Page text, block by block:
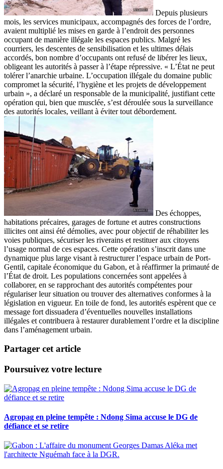
Depuis plusieurs
mois, les services municipaux, accompagnés des forces de l’ordre,
avaient multiplié les mises en garde à l’endroit des personnes
occupant de manière illégale les espaces publics. Malgré les
courriers, les descentes de sensibilisation et les ultimes délais
accordés, bon nombre d’occupants ont refusé de libérer les lieux,
obligeant les autorités à passer à l’étape répressive. « L’État ne peut
tolérer l’anarchie urbaine. L’occupation illégale du domaine public
compromet la sécurité, l’hygiène et les projets de développement
urbain », a déclaré un responsable de la municipalité, justifiant cette
opération qui, bien que musclée, s’est déroulée sous la surveillance
des autorités locales, veillant à éviter tout débordement.
Des échoppes,
habitations précaires, garages de fortune et autres constructions
illicites ont ainsi été démolies, avec pour objectif de réhabiliter les
voies publiques, sécuriser les riverains et restituer aux citoyens
l’usage normal de ces espaces. Cette opération s’inscrit dans une
dynamique plus large visant à restructurer l’espace urbain de Port-
Gentil, capitale économique du Gabon, et à réaffirmer la primauté de
l’État de droit. Les populations concernées sont appelées à
collaborer, en se rapprochant des autorités compétentes pour
régulariser leur situation ou trouver des alternatives conformes à la
législation en vigueur. En toile de fond, les autorités espèrent que ce
message fort dissuadera d’éventuelles nouvelles installations
illégales et contribuera à restaurer durablement l’ordre et la discipline
dans l’aménagement urbain.
Partager cet article
Poursuivez votre lecture
Agropag en pleine tempête : Ndong Sima accuse le DG de
défiance et se retire